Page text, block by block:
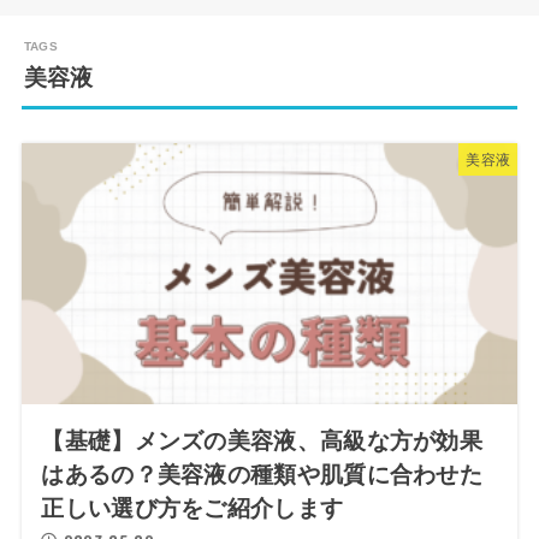
美容液
美容液
【基礎】メンズの美容液、高級な方が効果
はあるの？美容液の種類や肌質に合わせた
正しい選び方をご紹介します